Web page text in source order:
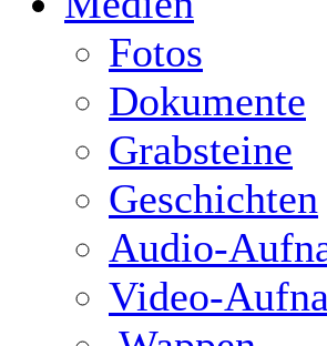
Fotos
Dokumente
Grabsteine
Geschichten
Audio-
Video-